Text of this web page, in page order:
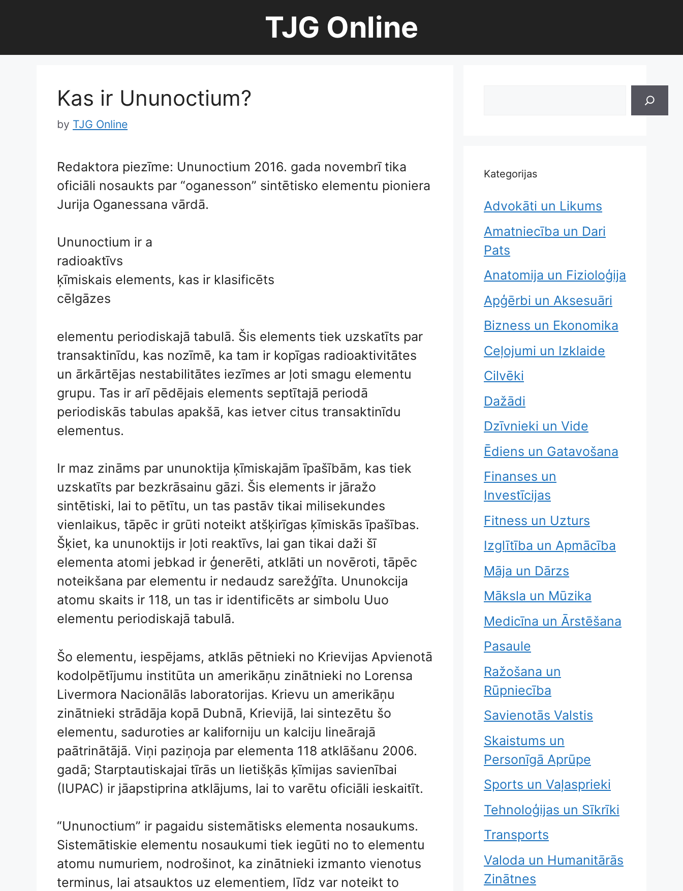
TJG Online
Kas ir Ununoctium?
by TJG Online
Redaktora piezīme: Ununoctium 2016. gada novembrī tika
oficiāli nosaukts par “oganesson” sintētisko elementu pioniera
Jurija Oganessana vārdā.
Ununoctium ir a
radioaktīvs
ķīmiskais elements, kas ir klasificēts
cēlgāzes
elementu periodiskajā tabulā. Šis elements tiek uzskatīts par
transaktinīdu, kas nozīmē, ka tam ir kopīgas radioaktivitātes
un ārkārtējas nestabilitātes iezīmes ar ļoti smagu elementu
grupu. Tas ir arī pēdējais elements septītajā periodā
periodiskās tabulas apakšā, kas ietver citus transaktinīdu
elementus.
Ir maz zināms par ununoktija ķīmiskajām īpašībām, kas tiek
uzskatīts par bezkrāsainu gāzi. Šis elements ir jāražo
sintētiski, lai to pētītu, un tas pastāv tikai milisekundes
vienlaikus, tāpēc ir grūti noteikt atšķirīgas ķīmiskās īpašības.
Šķiet, ka ununoktijs ir ļoti reaktīvs, lai gan tikai daži šī
elementa atomi jebkad ir ģenerēti, atklāti un novēroti, tāpēc
noteikšana par elementu ir nedaudz sarežģīta. Ununokcija
atomu skaits ir 118, un tas ir identificēts ar simbolu Uuo
elementu periodiskajā tabulā.
Šo elementu, iespējams, atklās pētnieki no Krievijas Apvienotā
kodolpētījumu institūta un amerikāņu zinātnieki no Lorensa
Livermora Nacionālās laboratorijas. Krievu un amerikāņu
zinātnieki strādāja kopā Dubnā, Krievijā, lai sintezētu šo
elementu, saduroties ar kaliforniju un kalciju lineārajā
paātrinātājā. Viņi paziņoja par elementa 118 atklāšanu 2006.
gadā; Starptautiskajai tīrās un lietišķās ķīmijas savienībai
(IUPAC) ir jāapstiprina atklājums, lai to varētu oficiāli ieskaitīt.
“Ununoctium” ir pagaidu sistemātisks elementa nosaukums.
Sistemātiskie elementu nosaukumi tiek iegūti no to elementu
atomu numuriem, nodrošinot, ka zinātnieki izmanto vienotus
terminus, lai atsauktos uz elementiem, līdz var noteikt to
Kategorijas
Advokāti un Likums
Amatniecība un Dari
Pats
Anatomija un Fizioloģija
Apģērbi un Aksesuāri
Bizness un Ekonomika
Ceļojumi un Izklaide
Cilvēki
Dažādi
Dzīvnieki un Vide
Ēdiens un Gatavošana
Finanses un
Investīcijas
Fitness un Uzturs
Izglītība un Apmācība
Māja un Dārzs
Māksla un Mūzika
Medicīna un Ārstēšana
Pasaule
Ražošana un
Rūpniecība
Savienotās Valstis
Skaistums un
Personīgā Aprūpe
Sports un Vaļasprieki
Tehnoloģijas un Sīkrīki
Transports
Valoda un Humanitārās
Zinātnes